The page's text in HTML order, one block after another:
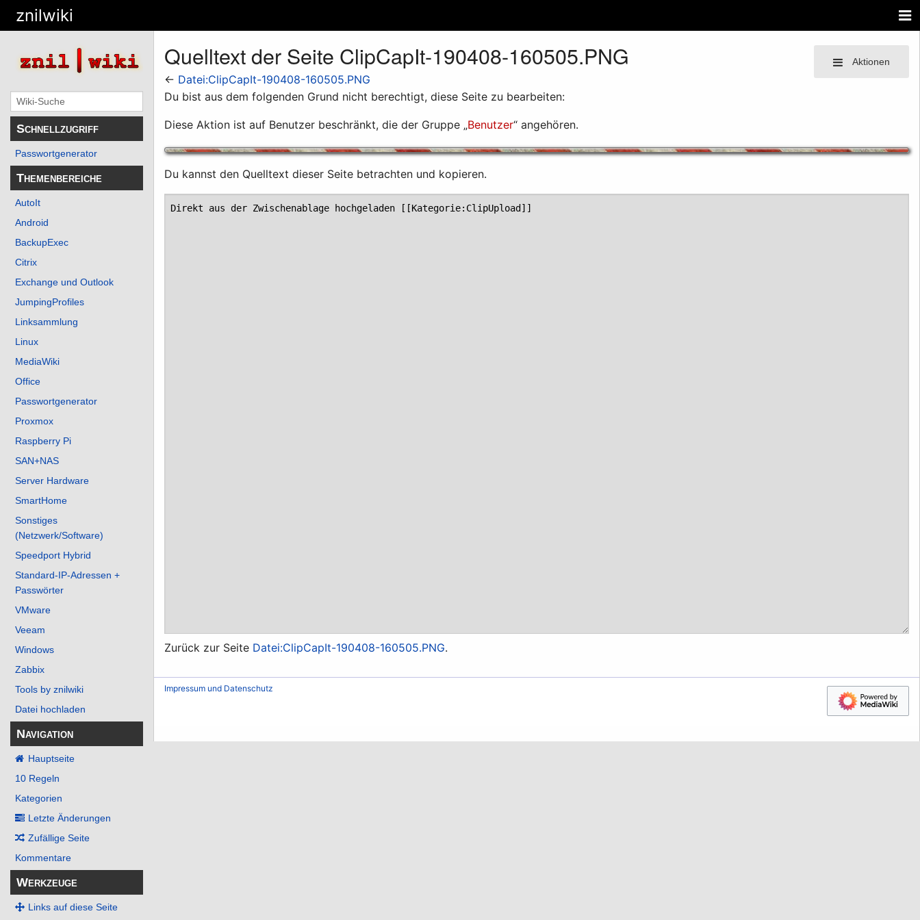
znilwiki
Schnellzugriff
Passwortgenerator
Themenbereiche
AutoIt
Android
BackupExec
Citrix
Exchange und Outlook
JumpingProfiles
Linksammlung
Linux
MediaWiki
Office
Passwortgenerator
Proxmox
Raspberry Pi
SAN+NAS
Server Hardware
SmartHome
Sonstiges
(Netzwerk/Software)
Speedport Hybrid
Standard-IP-Adressen +
Passwörter
VMware
Veeam
Windows
Zabbix
Tools by znilwiki
Datei hochladen
Navigation
Hauptseite
10 Regeln
Kategorien
Letzte Änderungen
Zufällige Seite
Kommentare
Werkzeuge
Links auf diese Seite
Aktionen
Quelltext der Seite ClipCapIt-190408-160505.PNG
← Datei:ClipCapIt-190408-160505.PNG
Du bist aus dem folgenden Grund nicht berechtigt, diese Seite zu bearbeiten:
Diese Aktion ist auf Benutzer beschränkt, die der Gruppe „Benutzer“ angehören.
Du kannst den Quelltext dieser Seite betrachten und kopieren.
Zurück zur Seite Datei:ClipCapIt-190408-160505.PNG.
Impressum und Datenschutz